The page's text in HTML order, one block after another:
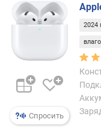
о
о
о
х
Спросить
2024